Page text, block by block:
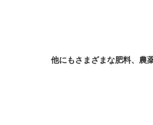
他にもさまざまな肥料、農